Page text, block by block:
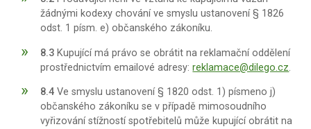
žádnými kodexy chování ve smyslu ustanovení § 1826
odst. 1 písm. e) občanského zákoníku.
8.3 Kupující má právo se obrátit na reklamační oddělení
prostřednictvím emailové adresy:reklamace@dilego.cz.
8.4 Ve smyslu ustanovení § 1820 odst. 1) písmeno j)
občanského zákoníku se v případě mimosoudního
vyřizování stížností spotřebitelů může kupující obrátit na